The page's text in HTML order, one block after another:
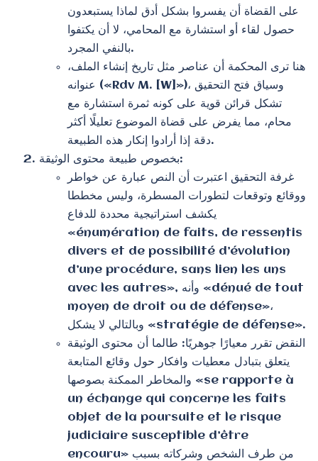
على القضاة أن يفسروا بشكل أدق لماذا يستبعدون
حصول لقاء أو استشارة مع المحامي، لا أن يكتفوا
بالنفي المجرد.
هنا ترى المحكمة أن عناصر مثل تاريخ إنشاء الملف،
عنوانه («Rdv M. [W]»)، وسياق فتح التحقيق
تشكل قرائن قوية على كونه ثمرة استشارة مع
محام، مما يفرض على قضاة الموضوع تعليلًا أكثر
دقة إذا أرادوا إنكار هذه الطبيعة.
بخصوص طبيعة محتوى الوثيقة:
غرفة التحقيق اعتبرت أن النص عبارة عن خواطر
ووقائع وتوقعات لتطورات المسطرة، وليس مخططا
يكشف استراتيجية محددة للدفاع
«énumération de faits, de ressentis
divers et de possibilité d’évolution
d’une procédure, sans lien les uns
avec les autres», وأنه «dénué de tout
moyen de droit ou de défense»،
وبالتالي لا يشكل «stratégie de défense».
النقض تقرر معيارًا جوهريًا: طالما أن محتوى الوثيقة
يتعلق بتبادل معطيات وافكار حول وقائع المتابعة
والمخاطر الممكنة بصوصها «se rapporte à
un échange qui concerne les faits
objet de la poursuite et le risque
judiciaire susceptible d’être
encouru» من طرف الشخص وشركاته بسبب